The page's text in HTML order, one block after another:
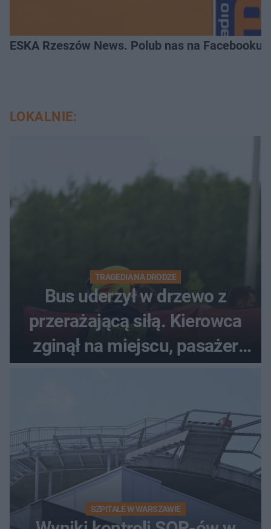
ESKA Rzeszów News. Polub nas na Facebooku!
LOKALNIE:
TRAGEDIA NA DRODZE
Bus uderzył w drzewo z
przerażającą siłą. Kierowca
zginął na miejscu, pasażer
SZPITALE W WARSZAWIE